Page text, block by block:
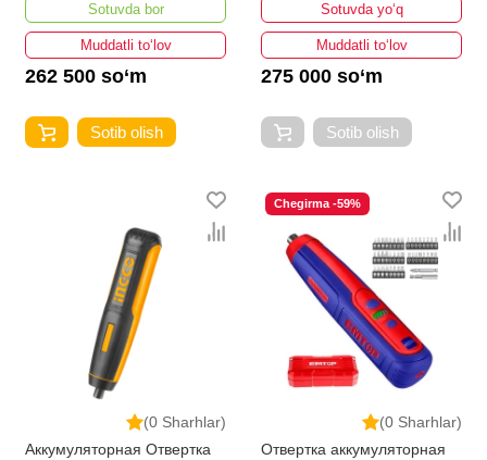
Sotuvda bor
Muddatli to‘lov
262 500 so‘m
Sotib olish
Sotuvda yo‘q
Muddatli to‘lov
275 000 so‘m
Sotib olish
(0 Sharhlar)
Аккумуляторная Отвертка
(0 Sharhlar)
Chegirma -59%
Отвертка аккумуляторная